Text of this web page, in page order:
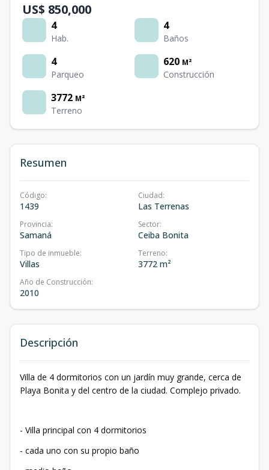
US$ 850,000
4
Hab.
4
Baños
4
Parqueo
620 M²
Construcción
3772 M²
Terreno
Resumen
Código:
1439
Ciudad:
Las Terrenas
Provincia:
Samaná
Sector:
Ceiba Bonita
Tipo de inmueble:
Villas
Terreno:
3772 m²
Año de Construcción:
2010
Descripción
Villa de 4 dormitorios con un jardín muy grande, cerca de
Playa Bonita y del centro de la ciudad. Complejo privado.
- Villa principal con 4 dormitorios
- cada uno con su propio baño